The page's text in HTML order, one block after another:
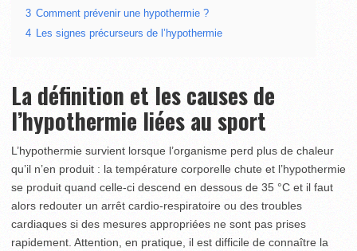
3 Comment prévenir une hypothermie ?
4 Les signes précurseurs de l’hypothermie
La définition et les causes de
l’hypothermie liées au sport
L’hypothermie survient lorsque l’organisme perd plus de chaleur
qu’il n’en produit : la température corporelle chute et l’hypothermie
se produit quand celle-ci descend en dessous de 35 °C et il faut
alors redouter un arrêt cardio-respiratoire ou des troubles
cardiaques si des mesures appropriées ne sont pas prises
rapidement. Attention, en pratique, il est difficile de connaître la